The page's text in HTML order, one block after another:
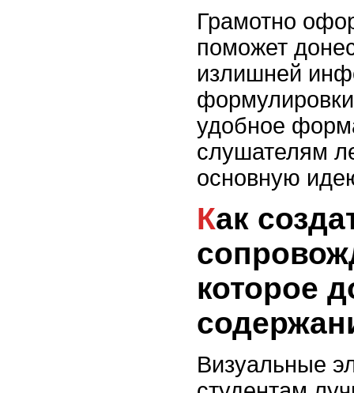
Грамотно
поможет
излишней
удобное
слушателям
основную
Как создать визуальное
которое
Визуальные